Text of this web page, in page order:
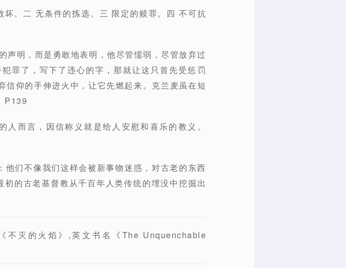
。二 无条件的拣选。三 限定的赎罪。四 不可抗
明，而是勇敢地表明，他尽管懦弱，尽管放弃过
罪了，写下了违心的字，那就让这只首先受惩罚
信仰的手伸进火中，让它先燃起来。克兰麦虽在短
P139
而言，因信称义就是给人安慰和喜乐的教义。
们不像我们这样会被新事物迷惑，对古老的东西
的古老基督教从千百年人类传统的埋没中挖掘出
不灭的火焰》,英文书名《The Unquenchable